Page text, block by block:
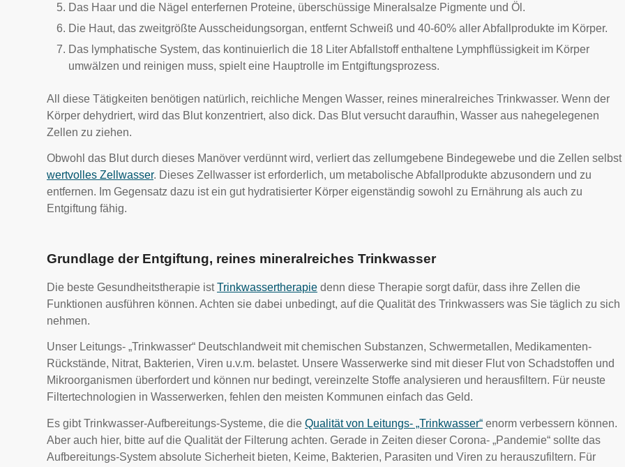
Das Haar und die Nägel enterfernen Proteine, überschüssige Mineralsalze Pigmente und Öl.
Die Haut, das zweitgrößte Ausscheidungsorgan, entfernt Schweiß und 40-60% aller Abfallprodukte im Körper.
Das lymphatische System, das kontinuierlich die 18 Liter Abfallstoff enthaltene Lymphflüssigkeit im Körper
umwälzen und reinigen muss, spielt eine Hauptrolle im Entgiftungsprozess.
All diese Tätigkeiten benötigen natürlich, reichliche Mengen Wasser, reines mineralreiches Trinkwasser. Wenn der
Körper dehydriert, wird das Blut konzentriert, also dick. Das Blut versucht daraufhin, Wasser aus nahegelegenen
Zellen zu ziehen.
Obwohl das Blut durch dieses Manöver verdünnt wird, verliert das zellumgebene Bindegewebe und die Zellen selbst
wertvolles Zellwasser. Dieses Zellwasser ist erforderlich, um metabolische Abfallprodukte abzusondern und zu
entfernen. Im Gegensatz dazu ist ein gut hydratisierter Körper eigenständig sowohl zu Ernährung als auch zu
Entgiftung fähig.
Grundlage der Entgiftung, reines mineralreiches Trinkwasser
Die beste Gesundheitstherapie istTrinkwassertherapie denn diese Therapie sorgt dafür, dass ihre Zellen die
Funktionen ausführen können. Achten sie dabei unbedingt, auf die Qualität des Trinkwassers was Sie täglich zu sich
nehmen.
Unser Leitungs- „Trinkwasser“ Deutschlandweit mit chemischen Substanzen, Schwermetallen, Medikamenten-
Rückstände, Nitrat, Bakterien, Viren u.v.m. belastet. Unsere Wasserwerke sind mit dieser Flut von Schadstoffen und
Mikroorganismen überfordert und können nur bedingt, vereinzelte Stoffe analysieren und herausfiltern. Für neuste
Filtertechnologien in Wasserwerken, fehlen den meisten Kommunen einfach das Geld.
Es gibt Trinkwasser-Aufbereitungs-Systeme, die die Qualität von Leitungs- „Trinkwasser“ enorm verbessern können.
Aber auch hier, bitte auf die Qualität der Filterung achten. Gerade in Zeiten dieser Corona- „Pandemie“ sollte das
Aufbereitungs-System absolute Sicherheit bieten, Keime, Bakterien, Parasiten und Viren zu herauszufiltern. Für